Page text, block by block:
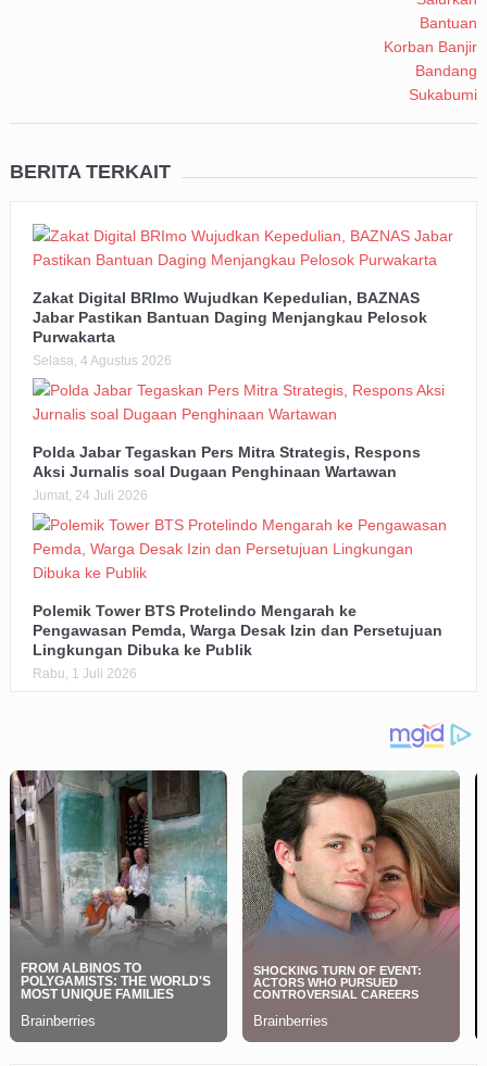
BERITA TERKAIT
Zakat Digital BRImo Wujudkan Kepedulian, BAZNAS
Jabar Pastikan Bantuan Daging Menjangkau Pelosok
Purwakarta
Selasa, 4 Agustus 2026
Polda Jabar Tegaskan Pers Mitra Strategis, Respons
Aksi Jurnalis soal Dugaan Penghinaan Wartawan
Jumat, 24 Juli 2026
Polemik Tower BTS Protelindo Mengarah ke
Pengawasan Pemda, Warga Desak Izin dan Persetujuan
Lingkungan Dibuka ke Publik
Rabu, 1 Juli 2026